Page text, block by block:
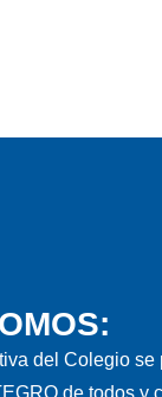
del Colegio
de todos y